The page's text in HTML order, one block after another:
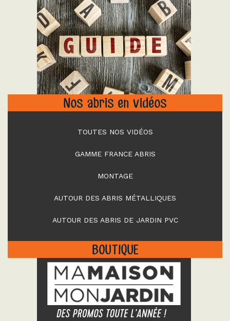
"
Nos abris en vidéos
TOUTES NOS VIDÉOS
GAMME FRANCE ABRIS
MONTAGE
AUTOUR DES ABRIS MÉTALLIQUES
AUTOUR DES ABRIS DE JARDIN PVC
BOUTIQUE